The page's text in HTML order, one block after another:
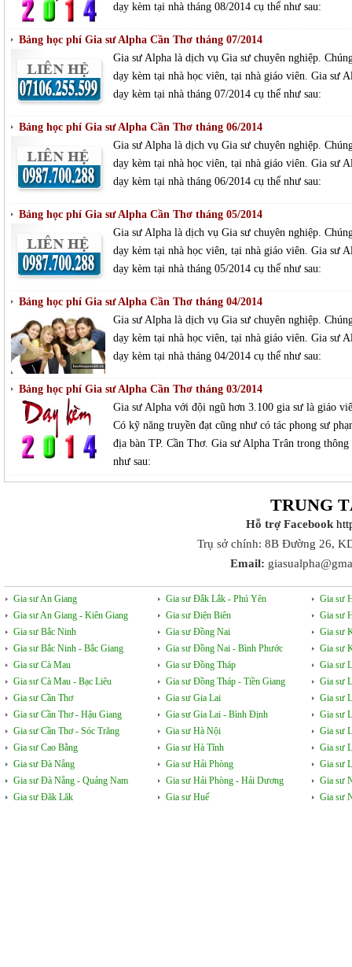
dạy kèm tại nhà tháng 08/2014 cụ thể như sau:
Bảng học phí Gia sư Alpha Cần Thơ tháng 07/2014
Gia sư Alpha là dịch vụ Gia sư chuyên nghiệp.
dạy kèm tại nhà học viên, tại nhà giáo viên. Gia sư
dạy kèm tại nhà tháng 07/2014 cụ thể như sau:
Bảng học phí Gia sư Alpha Cần Thơ tháng 06/2014
Gia sư Alpha là dịch vụ Gia sư chuyên nghiệp.
dạy kèm tại nhà học viên, tại nhà giáo viên. Gia sư
dạy kèm tại nhà tháng 06/2014 cụ thể như sau:
Bảng học phí Gia sư Alpha Cần Thơ tháng 05/2014
Gia sư Alpha là dịch vụ Gia sư chuyên nghiệp.
dạy kèm tại nhà học viên, tại nhà giáo viên. Gia sư
dạy kèm tại nhà tháng 05/2014 cụ thể như sau:
Bảng học phí Gia sư Alpha Cần Thơ tháng 04/2014
Gia sư Alpha là dịch vụ Gia sư chuyên nghiệp.
dạy kèm tại nhà học viên, tại nhà giáo viên. Gia sư
dạy kèm tại nhà tháng 04/2014 cụ thể như sau:
Bảng học phí Gia sư Alpha Cần Thơ tháng 03/2014
Gia sư Alpha với đội ngũ hơn 3.100 gia sư là giáo
Có kỹ năng truyền đạt cũng như có tác phong sư
địa bàn TP. Cần Thơ. Gia sư Alpha Trân trong
như sau:
TRUNG
Hỗ trợ Facebook
Trụ sở chính: 8B Đường 26,
Email:
Gia sư An Giang
Gia sư An Giang - Kiên Giang
Gia sư Bắc Ninh
Gia sư Bắc Ninh - Bắc Giang
Gia sư Cà Mau
Gia sư Cà Mau - Bạc Liêu
Gia sư Cần Thơ
Gia sư Cần Thơ - Hậu Giang
Gia sư Cần Thơ - Sóc Trăng
Gia sư Cao Bằng
Gia sư Đà Nẵng
Gia sư Đà Nẵng - Quảng Nam
Gia sư Đăk Lăk
Gia sư Đắk Lắk - Phú Yên
Gia sư Điện Biên
Gia sư Đồng Nai
Gia sư Đồng Nai - Bình Phước
Gia sư Đồng Tháp
Gia sư Đồng Tháp - Tiền Giang
Gia sư Gia Lai
Gia sư Gia Lai - Bình Định
Gia sư Hà Nội
Gia sư Hà Tĩnh
Gia sư Hải Phòng
Gia sư Hải Phòng - Hải Dương
Gia sư Huế
Gia sư
Gia sư
Gia sư
Gia sư
Gia sư
Gia sư
Gia sư
Gia sư
Gia sư
Gia sư
Gia sư
Gia sư
Gia sư